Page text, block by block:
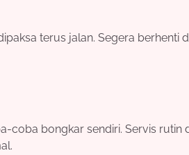
terus jalan. Segera berhenti
coba bongkar sendiri. Servis